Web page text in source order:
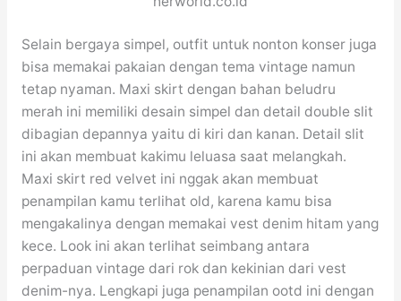
Selain bergaya simpel, outfit untuk nonton konser juga
bisa memakai pakaian dengan tema vintage namun
tetap nyaman. Maxi skirt dengan bahan beludru
merah ini memiliki desain simpel dan detail double slit
dibagian depannya yaitu di kiri dan kanan. Detail slit
ini akan membuat kakimu leluasa saat melangkah.
Maxi skirt red velvet ini nggak akan membuat
penampilan kamu terlihat old, karena kamu bisa
mengakalinya dengan memakai vest denim hitam yang
kece. Look ini akan terlihat seimbang antara
perpaduan vintage dari rok dan kekinian dari vest
denim-nya. Lengkapi juga penampilan ootd ini dengan